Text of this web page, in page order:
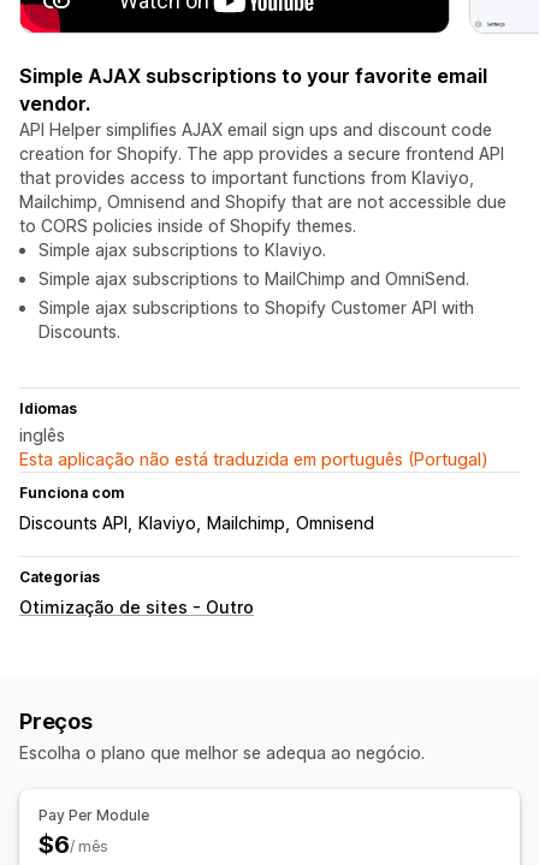
Simple AJAX subscriptions to your favorite email
vendor.
API Helper simplifies AJAX email sign ups and discount code
creation for Shopify. The app provides a secure frontend API
that provides access to important functions from Klaviyo,
Mailchimp, Omnisend and Shopify that are not accessible due
to CORS policies inside of Shopify themes.
Simple ajax subscriptions to Klaviyo.
Simple ajax subscriptions to MailChimp and OmniSend.
Simple ajax subscriptions to Shopify Customer API with
Discounts.
Idiomas
inglês
Esta aplicação não está traduzida em português (Portugal)
Funciona com
Discounts API Klaviyo Mailchimp Omnisend
Categorias
Otimização de sites - Outro
Preços
Escolha o plano que melhor se adequa ao negócio.
Pay Per Module
$6/ mês